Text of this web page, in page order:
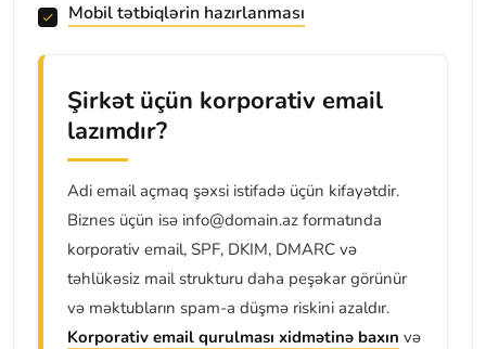
Mobil tətbiqlərin hazırlanması
Şirkət üçün korporativ email
lazımdır?
Adi email açmaq şəxsi istifadə üçün kifayətdir.
Biznes üçün isə info@domain.az formatında
korporativ email, SPF, DKIM, DMARC və
təhlükəsiz mail strukturu daha peşəkar görünür
və məktubların spam-a düşmə riskini azaldır.
Korporativ email qurulması xidmətinə baxın və